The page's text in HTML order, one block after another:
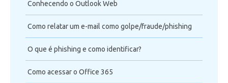
Conhecendo o Outlook Web
Como relatar um e-mail como golpe/fraude/phishing
O que é phishing e como identificar?
Como acessar o Office 365